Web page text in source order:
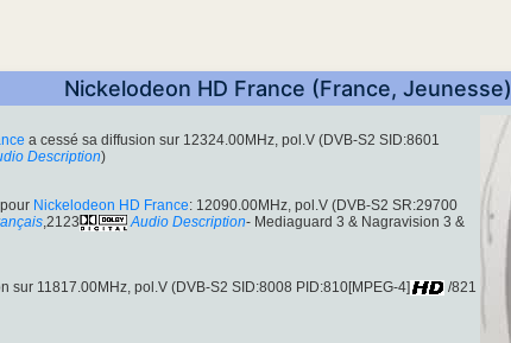
Nickelodeon HD France (France, Jeunesse)
a cessé sa diffusion sur 12324.00MHz, pol.V (DVB-S2 SID:8601
Description)
Nickelodeon HD France: 12090.00MHz, pol.V (DVB-S2 SR:29700
,2123 Audio Description- Mediaguard 3 & Nagravision 3 &
sur 11817.00MHz, pol.V (DVB-S2 SID:8008 PID:810[MPEG-4]
/821